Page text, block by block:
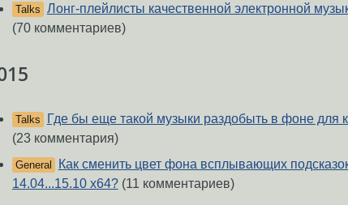
Talks Лонг-плейлисты качественной электронной
(70 комментариев)
Talks
Где бы еще такой музыки раздобыть в фоне для
(23 комментария)
General
Как сменить цвет фона всплывающих
14.04...15.10 x64?(11 комментариев)